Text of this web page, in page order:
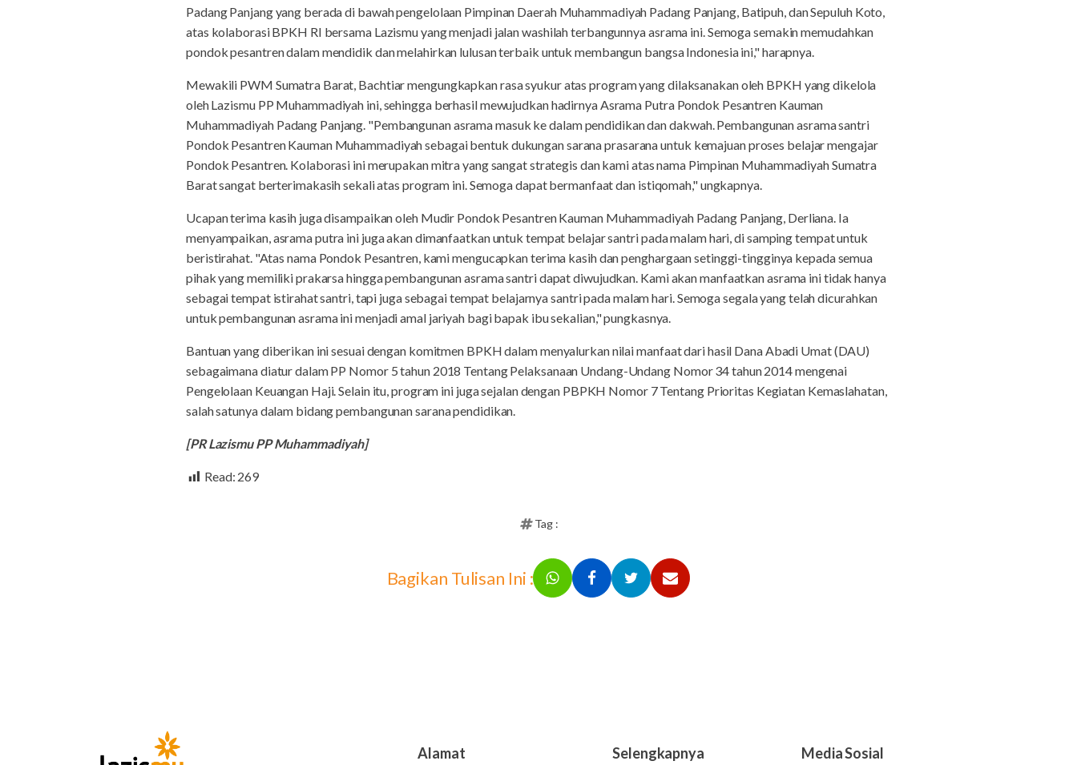
Padang Panjang yang berada di bawah pengelolaan Pimpinan Daerah Muhammadiyah Padang Panjang, Batipuh, dan Sepuluh Koto,
atas kolaborasi BPKH RI bersama Lazismu yang menjadi jalan washilah terbangunnya asrama ini. Semoga semakin memudahkan
pondok pesantren dalam mendidik dan melahirkan lulusan terbaik untuk membangun bangsa Indonesia ini," harapnya.
Mewakili PWM Sumatra Barat, Bachtiar mengungkapkan rasa syukur atas program yang dilaksanakan oleh BPKH yang dikelola
oleh Lazismu PP Muhammadiyah ini, sehingga berhasil mewujudkan hadirnya Asrama Putra Pondok Pesantren Kauman
Muhammadiyah Padang Panjang. "Pembangunan asrama masuk ke dalam pendidikan dan dakwah. Pembangunan asrama santri
Pondok Pesantren Kauman Muhammadiyah sebagai bentuk dukungan sarana prasarana untuk kemajuan proses belajar mengajar
Pondok Pesantren. Kolaborasi ini merupakan mitra yang sangat strategis dan kami atas nama Pimpinan Muhammadiyah Sumatra
Barat sangat berterimakasih sekali atas program ini. Semoga dapat bermanfaat dan istiqomah," ungkapnya.
Ucapan terima kasih juga disampaikan oleh Mudir Pondok Pesantren Kauman Muhammadiyah Padang Panjang, Derliana. Ia
menyampaikan, asrama putra ini juga akan dimanfaatkan untuk tempat belajar santri pada malam hari, di samping tempat untuk
beristirahat. "Atas nama Pondok Pesantren, kami mengucapkan terima kasih dan penghargaan setinggi-tingginya kepada semua
pihak yang memiliki prakarsa hingga pembangunan asrama santri dapat diwujudkan. Kami akan manfaatkan asrama ini tidak hanya
sebagai tempat istirahat santri, tapi juga sebagai tempat belajarnya santri pada malam hari. Semoga segala yang telah dicurahkan
untuk pembangunan asrama ini menjadi amal jariyah bagi bapak ibu sekalian," pungkasnya.
Bantuan yang diberikan ini sesuai dengan komitmen BPKH dalam menyalurkan nilai manfaat dari hasil Dana Abadi Umat (DAU)
sebagaimana diatur dalam PP Nomor 5 tahun 2018 Tentang Pelaksanaan Undang-Undang Nomor 34 tahun 2014 mengenai
Pengelolaan Keuangan Haji. Selain itu, program ini juga sejalan dengan PBPKH Nomor 7 Tentang Prioritas Kegiatan Kemaslahatan,
salah satunya dalam bidang pembangunan sarana pendidikan.
[PR Lazismu PP Muhammadiyah]
Read: 269
Tag :
Bagikan Tulisan Ini :
Alamat Selengkapnya Media Sosial